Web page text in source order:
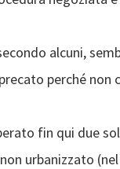
alcuni,
perché non
fin qui due
urbanizzato